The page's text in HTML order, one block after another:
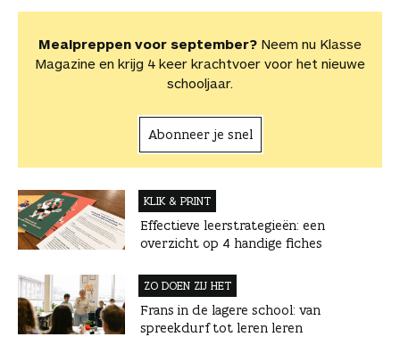
Mealpreppen voor september? Neem nu Klasse
Magazine en krijg 4 keer krachtvoer voor het nieuwe
schooljaar.
Abonneer je snel
KLIK & PRINT
Effectieve leerstrategieën: een
overzicht op 4 handige fiches
ZO DOEN ZIJ HET
Frans in de lagere school: van
spreekdurf tot leren leren